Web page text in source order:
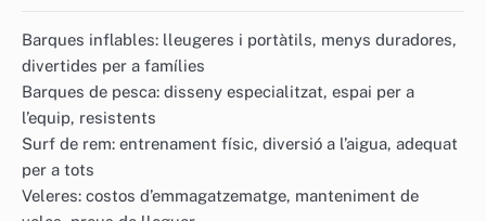
Barques inflables: lleugeres i portàtils, menys duradores,
divertides per a famílies
Barques de pesca: disseny especialitzat, espai per a
l’equip, resistents
Surf de rem: entrenament físic, diversió a l’aigua, adequat
per a tots
Veleres: costos d’emmagatzematge, manteniment de